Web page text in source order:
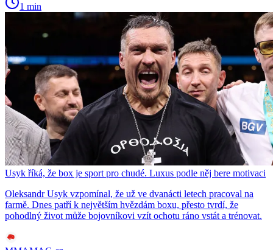
1 min
Usyk říká, že box je sport pro chudé. Luxus podle něj bere motivaci
Oleksandr Usyk vzpomínal, že už ve dvanácti letech pracoval na
farmě. Dnes patří k největším hvězdám boxu, přesto tvrdí, že
pohodlný život může bojovníkovi vzít ochotu ráno vstát a trénovat.